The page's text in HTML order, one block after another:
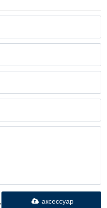
аксессуар